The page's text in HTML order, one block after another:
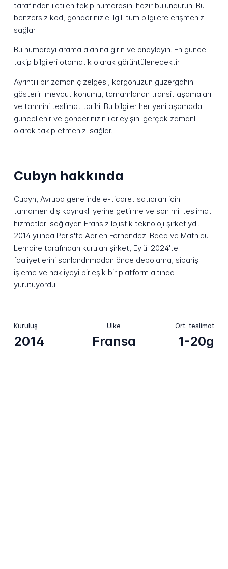
tarafından iletilen takip numarasını hazır bulundurun. Bu
benzersiz kod, gönderinizle ilgili tüm bilgilere erişmenizi
sağlar.
Bu numarayı arama alanına girin ve onaylayın. En güncel
takip bilgileri otomatik olarak görüntülenecektir.
Ayrıntılı bir zaman çizelgesi, kargonuzun güzergahını
gösterir: mevcut konumu, tamamlanan transit aşamaları
ve tahmini teslimat tarihi. Bu bilgiler her yeni aşamada
güncellenir ve gönderinizin ilerleyişini gerçek zamanlı
olarak takip etmenizi sağlar.
Cubyn hakkında
Cubyn, Avrupa genelinde e-ticaret satıcıları için
tamamen dış kaynaklı yerine getirme ve son mil teslimat
hizmetleri sağlayan Fransız lojistik teknoloji şirketiydi.
2014 yılında Paris'te Adrien Fernandez-Baca ve Mathieu
Lemaire tarafından kurulan şirket, Eylül 2024'te
faaliyetlerini sonlandırmadan önce depolama, sipariş
işleme ve nakliyeyi birleşik bir platform altında
yürütüyordu.
Kuruluş
2014
Ülke
Fransa
Ort. teslimat
1-20g